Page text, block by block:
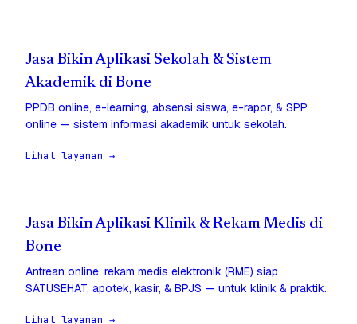
Jasa Bikin Aplikasi Sekolah & Sistem
Akademik di Bone
PPDB online, e-learning, absensi siswa, e-rapor, & SPP
online — sistem informasi akademik untuk sekolah.
Lihat layanan →
Jasa Bikin Aplikasi Klinik & Rekam Medis di
Bone
Antrean online, rekam medis elektronik (RME) siap
SATUSEHAT, apotek, kasir, & BPJS — untuk klinik & praktik.
Lihat layanan →